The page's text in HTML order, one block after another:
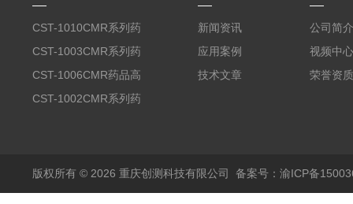
CST-1010CMR系列药
品高温试验箱
CST-1003CMR系列药
品高温试验箱
CST-1006CMR药品高
温试验箱
CST-1002CMR系列药
新闻资讯
应用案例
技术文章
公司简介
视频中心
荣誉资质
版权所有 © 2026 重庆创测科技有限公司 备案号：渝ICP备